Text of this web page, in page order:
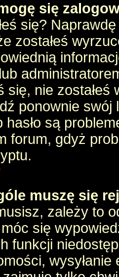
się
się?
zostałeś
się, nie
ponownie swój
hasło są
forum, gdyż
muszę się
zależy to
się
funkcji